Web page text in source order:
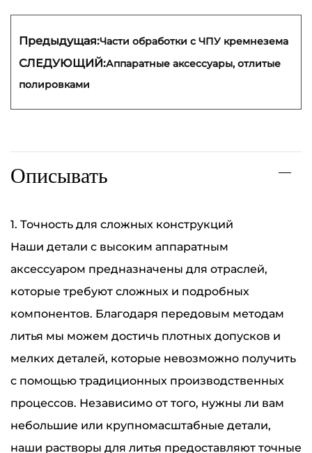
Предыдущая:Части обработки с ЧПУ кремнезема
СЛЕДУЮЩИЙ:Аппаратные аксессуары, отлитые
полировками
Описывать
1. Точность для сложных конструкций
Наши детали с высоким аппаратным
аксессуаром предназначены для отраслей,
которые требуют сложных и подробных
компонентов. Благодаря передовым методам
литья мы можем достичь плотных допусков и
мелких деталей, которые невозможно получить
с помощью традиционных производственных
процессов. Независимо от того, нужны ли вам
небольшие или крупномасштабные детали,
наши растворы для литья предоставляют точные